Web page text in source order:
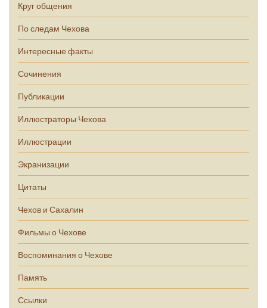
Круг общения
По следам Чехова
Интересные факты
Сочинения
Публикации
Иллюстраторы Чехова
Иллюстрации
Экранизации
Цитаты
Чехов и Сахалин
Фильмы о Чехове
Воспоминания о Чехове
Память
Ссылки